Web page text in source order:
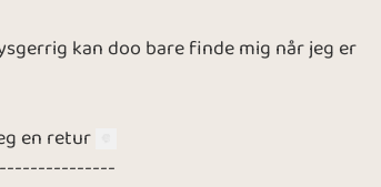
kan doo bare finde mig når jeg er
en retur